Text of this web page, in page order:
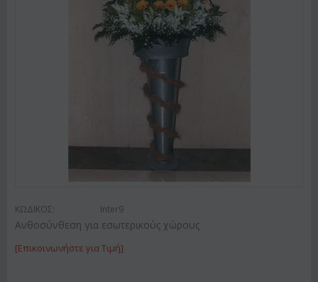
ΚΩΔΙΚΟΣ: Inter9
Ανθοσύνθεση για εσωτερικούς χώρους
[Επικοινωνήστε για Τιμή]